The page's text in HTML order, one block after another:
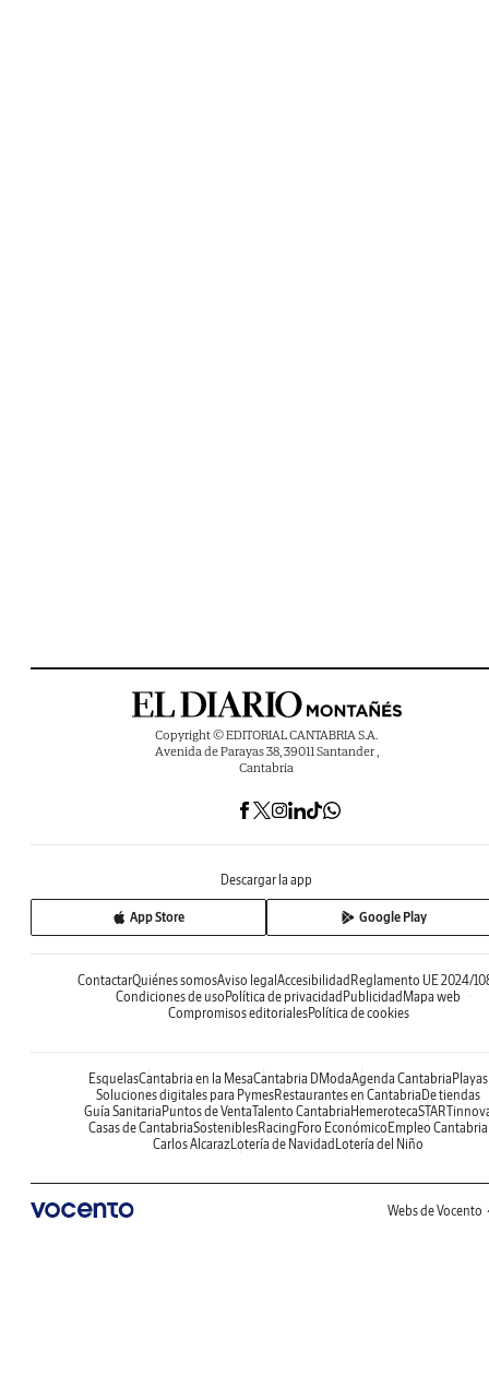
Copyright © EDITORIAL CANTABRIA S.A.
Avenida de Parayas 38, 39011 Santander ,
Cantabria
Descargar la app
App Store Google Play
ContactarQuiénes somosAviso legalAccesibilidadReglamento UE 2024/
Condiciones de usoPolítica de privacidadPublicidadMapa web
Compromisos editorialesPolítica de cookies
EsquelasCantabria en la MesaCantabria DModaAgenda CantabriaPlayas
Soluciones digitales para PymesRestaurantes en CantabriaDe tiendas
Guía SanitariaPuntos de VentaTalento CantabriaHemeroteca
Casas de CantabriaSosteniblesRacingForo EconómicoEmpleo Cantabria
Carlos AlcarazLotería de NavidadLotería del Niño
Webs de Vocento